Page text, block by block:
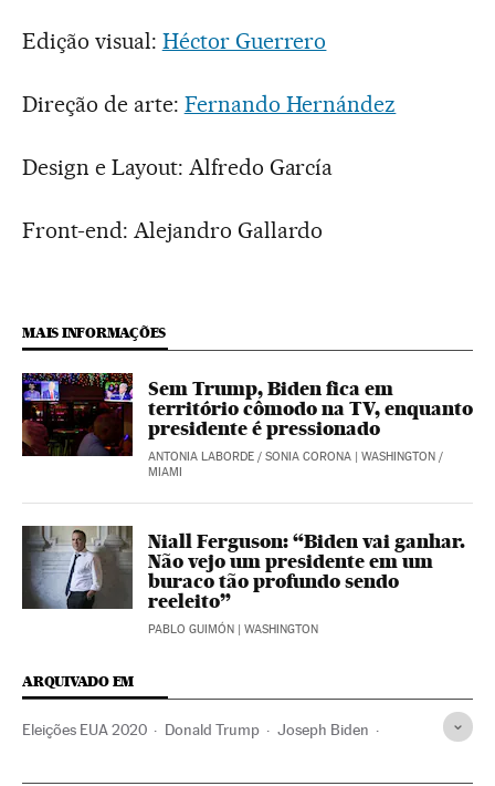
Edição visual: Héctor Guerrero
Direção de arte: Fernando Hernández
Design e Layout: Alfredo García
Front-end: Alejandro Gallardo
MAIS INFORMAÇÕES
Sem Trump, Biden fica em
território cômodo na TV, enquanto
presidente é pressionado
ANTONIA LABORDE / SONIA CORONA | WASHINGTON /
MIAMI
Niall Ferguson: “Biden vai ganhar.
Não vejo um presidente em um
buraco tão profundo sendo
reeleito”
PABLO GUIMÓN | WASHINGTON
ARQUIVADO EM
Eleições EUA 2020 Donald Trump Joseph Biden